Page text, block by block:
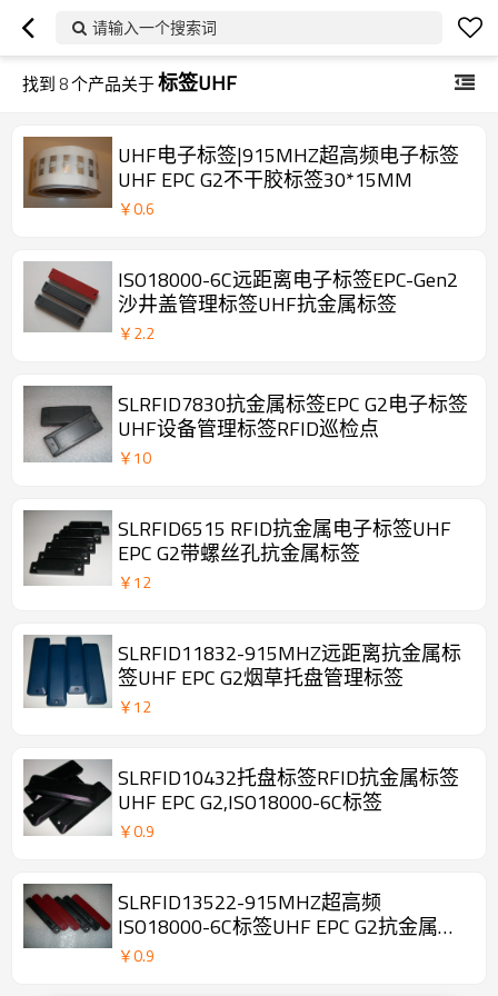
请输入一个搜索词
找到8个产品关于标签UHF
UHF电子标签|915MHZ超高频电子标签
UHF EPC G2不干胶标签30*15MM
￥0.6
ISO18000-6C远距离电子标签EPC-Gen2
沙井盖管理标签UHF抗金属标签
￥2.2
SLRFID7830抗金属标签EPC G2电子标签
UHF设备管理标签RFID巡检点
￥10
SLRFID6515 RFID抗金属电子标签UHF
EPC G2带螺丝孔抗金属标签
￥12
SLRFID11832-915MHZ远距离抗金属标
签UHF EPC G2烟草托盘管理标签
￥12
SLRFID10432托盘标签RFID抗金属标签
UHF EPC G2,ISO18000-6C标签
￥0.9
SLRFID13522-915MHZ超高频
ISO18000-6C标签UHF EPC G2抗金属标
签
￥0.9